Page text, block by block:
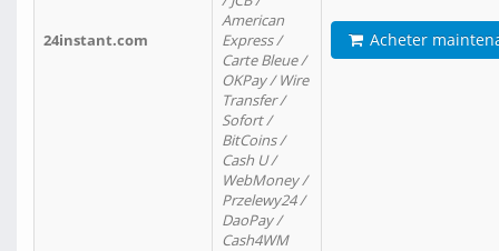
24instant.com
American
Express /
Carte Bleue /
OKPay / Wire
Transfer /
Sofort /
BitCoins /
Cash U /
WebMoney /
Przelewy24 /
DaoPay /
Cash4WM
Acheter